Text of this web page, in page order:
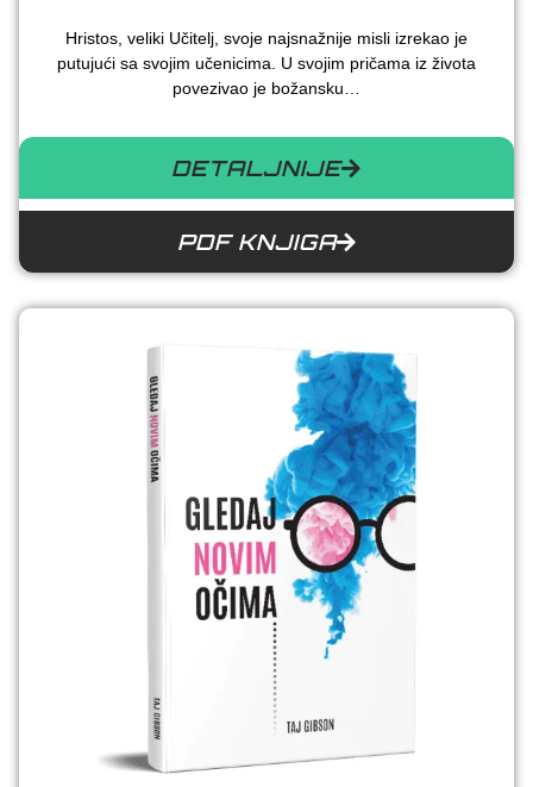
Hristos, veliki Učitelj, svoje najsnažnije misli izrekao je
putujući sa svojim učenicima. U svojim pričama iz života
povezivao je božansku…
DETALJNIJE
PDF KNJIGA